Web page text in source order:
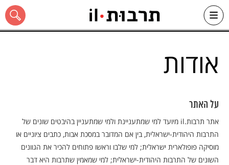
Skip
כל האתר
אודות
על האתר
אתר תרבות.il מיועד למי שמתעניינת ולמי שמתעניין בהיבטים שונים של
התרבות היהודית-ישראלית, בין אם המדובר במסכת אבות, כתבים ציוניים או
מוסיקה פופולארית ישראלית; למי שלבו וראשו פתוחים להכיר את הגוונים
השונים של התרבות היהודית-ישראלית; למי שמאמין שתרבות היא דבר